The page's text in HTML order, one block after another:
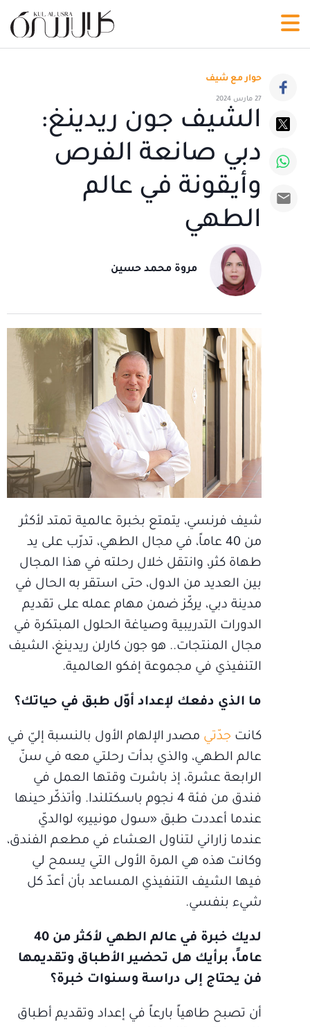
حوار مع شيف
27 مارس 2024
الشيف جون ريدينغ:
دبي صانعة الفرص
وأيقونة في عالم
الطهي
مروة محمد حسين
شيف فرنسي، يتمتع بخبرة عالمية تمتد لأكثر
من 40 عاماً، في مجال الطهي، تدرّب على يد
طهاة كثر، وانتقل خلال رحلته في هذا المجال
بين العديد من الدول، حتى استقر به الحال في
مدينة دبي، يركّز ضمن مهام عمله على تقديم
الدورات التدريبية وصياغة الحلول المبتكرة في
مجال المنتجات.. هو جون كارلن ريدينغ، الشيف
التنفيذي في مجموعة إفكو العالمية.
ما الذي دفعك لإعداد أوّل طبق في حياتك؟
كانت جدّتي مصدر الإلهام الأول بالنسبة إليّ في
عالم الطهي، والذي بدأت رحلتي معه في سنّ
الرابعة عشرة، إذ باشرت وقتها العمل في
فندق من فئة 4 نجوم باسكتلندا. وأتذكّر حينها
عندما أعددت طبق «سول مونيير» لوالديّ
عندما زاراني لتناول العشاء في مطعم الفندق،
وكانت هذه هي المرة الأولى التي يسمح لي
فيها الشيف التنفيذي المساعد بأن أعدّ كل
شيء بنفسي.
لديك خبرة في عالم الطهي لأكثر من 40
عاماً، برأيك هل تحضير الأطباق وتقديمها
فن يحتاج إلى دراسة وسنوات خبرة؟
أن تصبح طاهياً بارعاً في إعداد وتقديم أطباق